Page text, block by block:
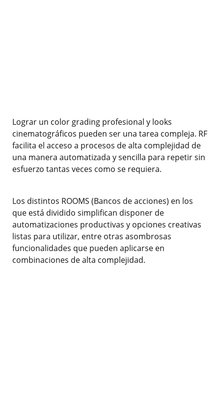
Lograr un color grading profesional y looks
cinematográficos pueden ser una tarea compleja. RF
facilita el acceso a procesos de alta complejidad de
una manera automatizada y sencilla para repetir sin
esfuerzo tantas veces como se requiera.
Los distintos ROOMS (Bancos de acciones) en los
que está dividido simplifican disponer de
automatizaciones productivas y opciones creativas
listas para utilizar, entre otras asombrosas
funcionalidades que pueden aplicarse en
combinaciones de alta complejidad.